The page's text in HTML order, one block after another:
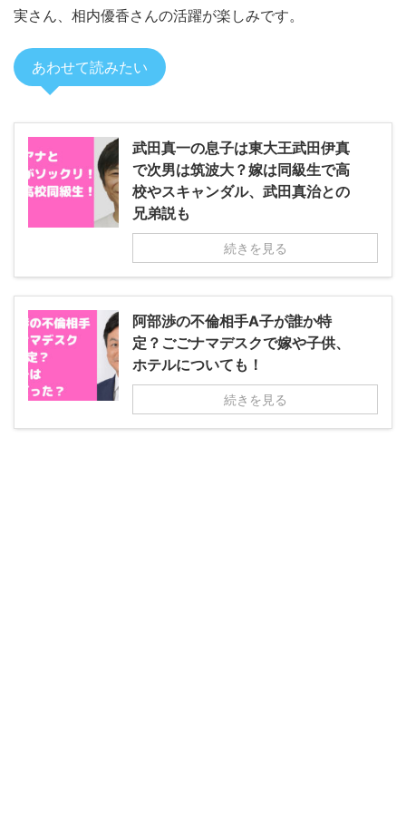
実さん、相内優香さんの活躍が楽しみです。
あわせて読みたい
武田真一の息子は東大王武田伊真
で次男は筑波大？嫁は同級生で高
校やスキャンダル、武田真治との
兄弟説も
続きを見る
阿部渉の不倫相手A子が誰か特
定？ごごナマデスクで嫁や子供、
ホテルについても！
続きを見る